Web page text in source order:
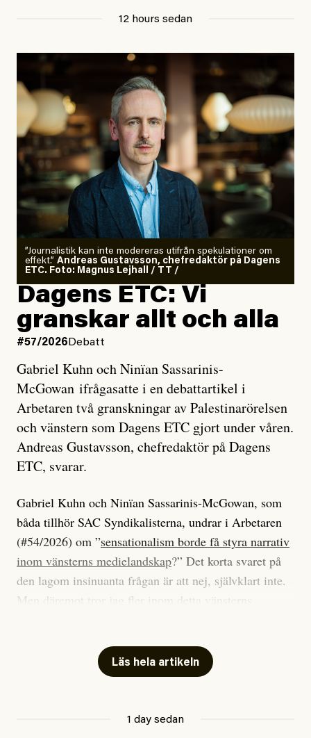
12 hours sedan
”Journalistik kan inte modereras utifrån spekulationer om
effekt.” Andreas Gustavsson, chefredaktör på Dagens
ETC. Foto: Magnus Lejhall / TT /
Dagens ETC: Vi
granskar allt och alla
#57/2026 Debatt
Gabriel Kuhn och Ninïan Sassarinis-
McGowan ifrågasatte i en debattartikel i
Arbetaren två granskningar av Palestinarörelsen
och vänstern som Dagens ETC gjort under våren.
Andreas Gustavsson, chefredaktör på Dagens
ETC, svarar.
Gabriel Kuhn och Ninïan Sassarinis-McGowan, som
båda tillhör SAC Syndikalisterna, undrar i Arbetaren
(#54/2026) om ”sensationalism borde få styra narrativ
inom vänsterns medielandskap?” Det korta svaret på
den lagom insinuanta frågan är att nej, självklart inte.
Men däremot tror jag fler inom detta vänsterns
journalistik som vänder sig till många snarare än att
jaga inbördes beundran. Det har i alla fall fungerat för
Läs hela artikeln
1 day sedan